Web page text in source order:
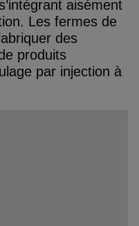
aisément
Les fermes de
des
produits
par injection à